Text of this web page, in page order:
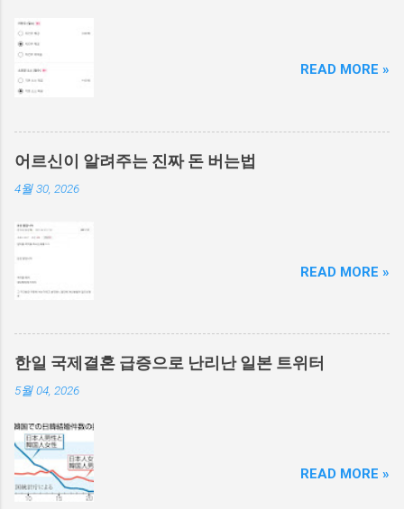
READ MORE »
어르신이 알려주는 진짜 돈 버는법
4월 30, 2026
READ MORE »
한일 국제결혼 급증으로 난리난 일본 트위터
5월 04, 2026
READ MORE »